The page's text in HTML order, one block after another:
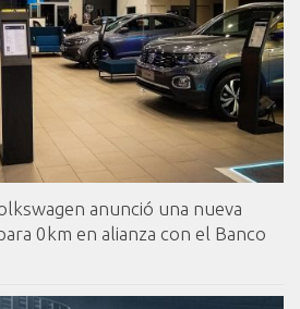
anunció una nueva
0km en alianza con el Banco